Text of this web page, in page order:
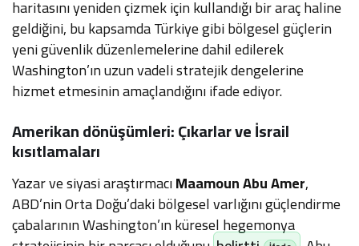
haritasını yeniden çizmek için kullandığı bir araç haline
geldiğini, bu kapsamda Türkiye gibi bölgesel güçlerin
yeni güvenlik düzenlemelerine dahil edilerek
Washington’ın uzun vadeli stratejik dengelerine
hizmet etmesinin amaçlandığını ifade ediyor.
Amerikan dönüşümleri: Çıkarlar ve İsrail
kısıtlamaları
Yazar ve siyasi araştırmacıMaamoun Abu Amer,
ABD’nin Orta Doğu’daki bölgesel varlığını güçlendirme
çabalarının Washington’ın küresel hegemonya